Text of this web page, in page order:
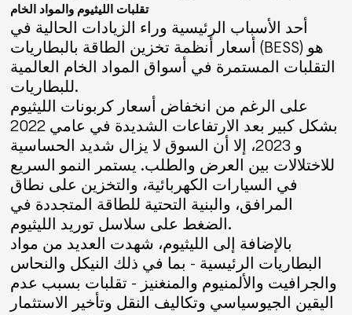
تقلبات الليثيوم والمواد الخام
أحد الأسباب الرئيسية وراء الزيادات الحالية في
أسعار أنظمة تخزين الطاقة بالبطاريات (BESS) هو
التقلبات المستمرة في أسواق المواد الخام العالمية
للبطاريات.
على الرغم من انخفاض أسعار كربونات الليثيوم
بشكل كبير بعد الارتفاعات الشديدة في عامي 2022
و 2023، إلا أن السوق لا يزال شديد الحساسية
للاختلالات بين العرض والطلب. يستمر النمو السريع
في السيارات الكهربائية، والتخزين على نطاق
المرافق، والبنية التحتية للطاقة المتجددة في
الضغط على سلاسل توريد الليثيوم.
بالإضافة إلى الليثيوم، شهدت العديد من مواد
البطاريات الرئيسية - بما في ذلك النيكل والنحاس
والجرافيت والألمنيوم والمنغنيز - تقلبات بسبب عدم
اليقين الجيوسياسي وتكاليف النقل وتأخير الاستثمار